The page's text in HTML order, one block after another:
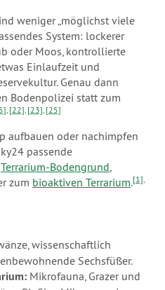
weniger „möglichst viele
System: lockerer
oder Moos, kontrollierte
Einlaufzeit und
Genau dann
Bodenpolizei statt zum
, [22], [23], [25]
aufbauen oder nachimpfen
passende
Terrarium-Bodengrund,
zum bioaktiven Terrarium.[1],
wissenschaftlich
Sechsfüßer.
Mikrofauna, Grazer und